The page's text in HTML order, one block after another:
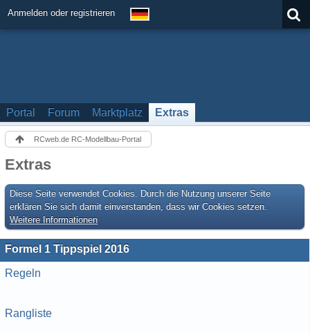
Anmelden oder registrieren
Portal Forum Marktplatz Extras
RCweb.de RC-Modellbau-Portal
Extras
Diese Seite verwendet Cookies. Durch die Nutzung unserer Seite
erklären Sie sich damit einverstanden, dass wir Cookies setzen.
Weitere Informationen
Formel 1 Tippspiel 2016
Regeln
Rangliste